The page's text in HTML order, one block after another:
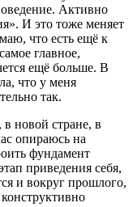
Активно
И это тоже меняет
что есть ещё к
главное,
ещё больше. В
что у меня
так.
новой стране, в
опираюсь на
фундамент
приведения себя,
и вокруг прошлого,